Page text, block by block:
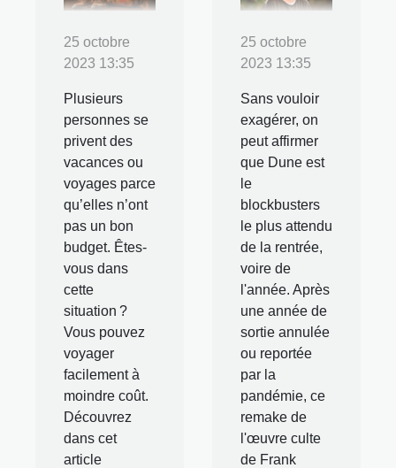
25 octobre
2023 13:35
Plusieurs
personnes se
privent des
vacances ou
voyages parce
qu’elles n’ont
pas un bon
budget. Êtes-
vous dans
cette
situation ?
Vous pouvez
voyager
facilement à
moindre coût.
Découvrez
dans cet
article
25 octobre
2023 13:35
Sans vouloir
exagérer, on
peut affirmer
que Dune est
le
blockbusters
le plus attendu
de la rentrée,
voire de
l'année. Après
une année de
sortie annulée
ou reportée
par la
pandémie, ce
remake de
l'œuvre culte
de Frank